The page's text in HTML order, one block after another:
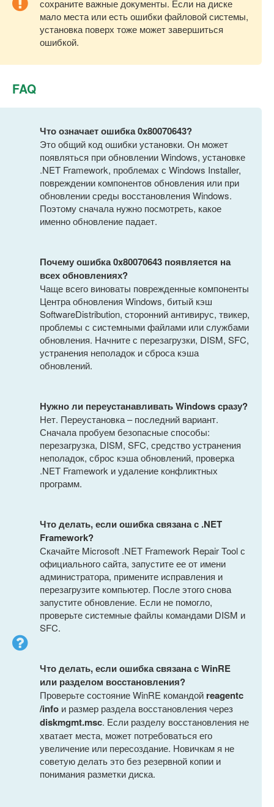
сохраните важные документы. Если на диске
мало места или есть ошибки файловой системы,
установка поверх тоже может завершиться
ошибкой.
FAQ
Что означает ошибка 0x80070643?
Это общий код ошибки установки. Он может
появляться при обновлении Windows, установке
.NET Framework, проблемах с Windows Installer,
повреждении компонентов обновления или при
обновлении среды восстановления Windows.
Поэтому сначала нужно посмотреть, какое
именно обновление падает.
Почему ошибка 0x80070643 появляется на
всех обновлениях?
Чаще всего виноваты поврежденные компоненты
Центра обновления Windows, битый кэш
SoftwareDistribution, сторонний антивирус, твикер,
проблемы с системными файлами или службами
обновления. Начните с перезагрузки, DISM, SFC,
устранения неполадок и сброса кэша
обновлений.
Нужно ли переустанавливать Windows сразу?
Нет. Переустановка – последний вариант.
Сначала пробуем безопасные способы:
перезагрузка, DISM, SFC, средство устранения
неполадок, сброс кэша обновлений, проверка
.NET Framework и удаление конфликтных
программ.
Что делать, если ошибка связана с .NET
Framework?
Скачайте Microsoft .NET Framework Repair Tool с
официального сайта, запустите ее от имени
администратора, примените исправления и
перезагрузите компьютер. После этого снова
запустите обновление. Если не помогло,
проверьте системные файлы командами DISM и
SFC.
Что делать, если ошибка связана с WinRE
или разделом восстановления?
Проверьте состояние WinRE командой reagentc
/info и размер раздела восстановления через
diskmgmt.msc. Если разделу восстановления не
хватает места, может потребоваться его
увеличение или пересоздание. Новичкам я не
советую делать это без резервной копии и
понимания разметки диска.